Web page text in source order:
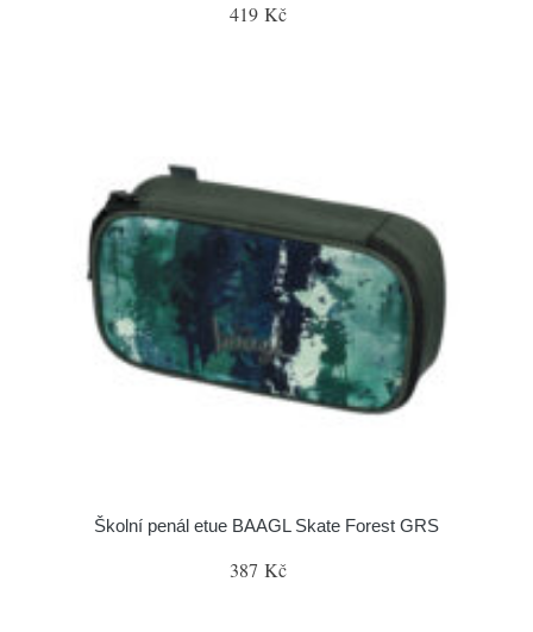
419 Kč
Školní penál etue BAAGL Skate Forest GRS
387 Kč